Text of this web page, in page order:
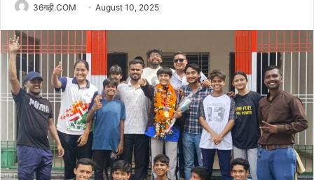
36गढ़ी.COM August 10, 2025